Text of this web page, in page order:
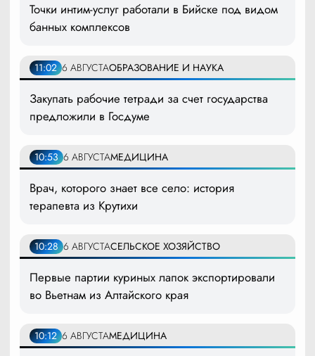
Точки интим-услуг работали в Бийске под видом
банных комплексов
11:02 6 АВГУСТАОБРАЗОВАНИЕ И НАУКА
Закупать рабочие тетради за счет государства
предложили в Госдуме
10:53 6 АВГУСТАМЕДИЦИНА
Врач, которого знает все село: история
терапевта из Крутихи
10:28 6 АВГУСТАСЕЛЬСКОЕ ХОЗЯЙСТВО
Первые партии куриных лапок экспортировали
во Вьетнам из Алтайского края
10:12 6 АВГУСТАМЕДИЦИНА